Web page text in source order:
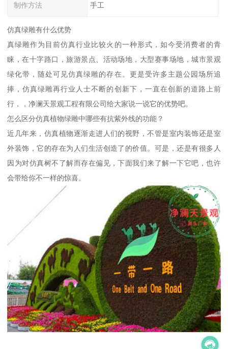
制作方法 手工
仿真绿雕有什么优势
真绿雕作为目前仿真行业比较火的一种形式，如今受消费者的青
睐，在十字路口，旅游景点、活动场地，大型赛事场地，城市景观
绿化带，随处可见仿真绿雕的存在。更是受许多主题公园场所追
捧，仿真绿雕再行业人士不断的创新下，一直在创新的道路上前
行，，净澜天景观工程有限公司给大家说一说它的优势吧。
怎么区分仿真植物绿雕中哪些有抗紫外线的功能？
近几年来，仿真植物逐渐走进人们的视野，不管是室内装饰还是室
外装饰，它的存在为人们生活创造了的价值。可是，还是有很多人
因为对仿真树不了解而存在偏见，下面我们来了解一下它吧，也许
会带给你不一样的惊喜。